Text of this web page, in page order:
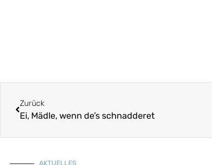
Zurück
Ei, Mädle, wenn de’s schnadderet